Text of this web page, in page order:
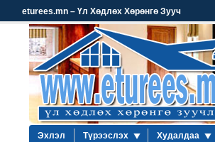
eturees.mn – Үл Хөдлөх Хөрөнгө Зууч
Эхлэл Түрээслэх Худалдаа